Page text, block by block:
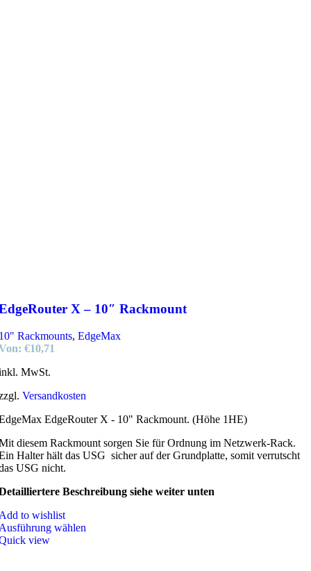
X – 10″ Rackmount
Rackmounts, EdgeMax
€10,71
MwSt.
Versandkosten
EdgeRouter X - 10" Rackmount. (Höhe 1HE)
diesem Rackmount sorgen Sie für Ordnung im Netzwerk-Rack.
Halter hält das USG sicher auf der Grundplatte, somit verrutscht
USG nicht.
Beschreibung siehe weiter unten
to wishlist
wählen
view